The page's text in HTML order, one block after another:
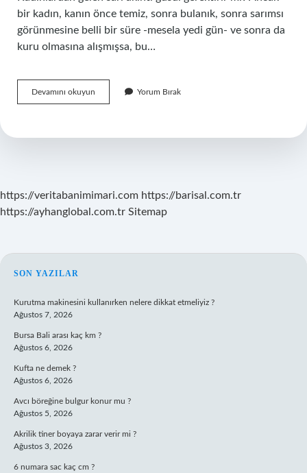
bir kadın, kanın önce temiz, sonra bulanık, sonra sarımsı
görünmesine belli bir süre -mesela yedi gün- ve sonra da
kuru olmasına alışmışsa, bu…
Devamını okuyun
Renkli
Bozar
Yorum Bırak
https://veritabanimimari.com https://barisal.com.tr
https://ayhanglobal.com.tr Sitemap
SIDEBAR
SON YAZILAR
Kurutma makinesini kullanırken nelere dikkat etmeliyiz ?
Ağustos 7, 2026
Bursa Bali arası kaç km ?
Ağustos 6, 2026
Kufta ne demek ?
Ağustos 6, 2026
Avcı böreğine bulgur konur mu ?
Ağustos 5, 2026
Akrilik tiner boyaya zarar verir mi ?
Ağustos 3, 2026
6 numara sac kaç cm ?